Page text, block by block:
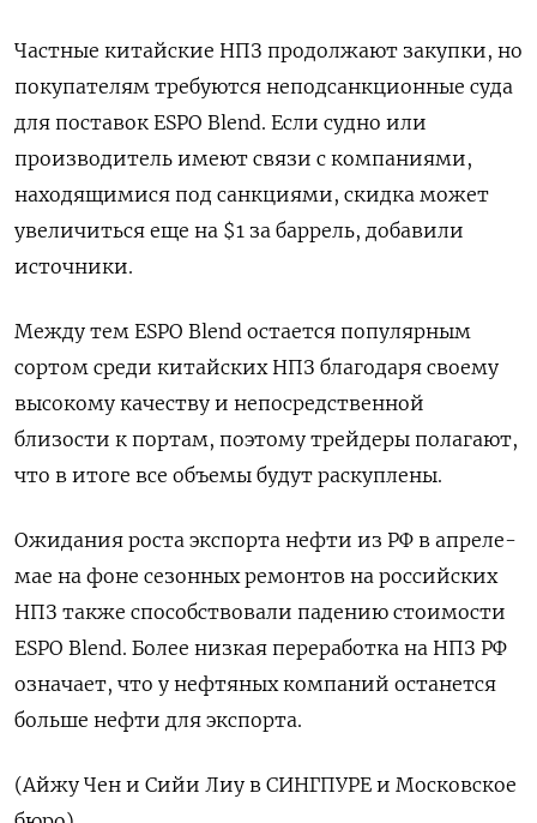
Частные китайские НПЗ продолжают закупки, но
покупателям требуются неподсанкционные суда
для поставок ESPO Blend. Если судно или
производитель имеют связи с компаниями,
находящимися под санкциями, скидка может
увеличиться еще на $1 за баррель, добавили
источники.
Между тем ESPO Blend остается популярным
сортом среди китайских НПЗ благодаря своему
высокому качеству и непосредственной
близости к портам, поэтому трейдеры полагают,
что в итоге все объемы будут раскуплены.
Ожидания роста экспорта нефти из РФ в апреле-
мае на фоне сезонных ремонтов на российских
НПЗ также способствовали падению стоимости
ESPO Blend. Более низкая переработка на НПЗ РФ
означает, что у нефтяных компаний останется
больше нефти для экспорта.
(Айжу Чен и Сийи Лиу в СИНГПУРЕ и Московское